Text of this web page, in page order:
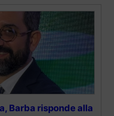
Barba risponde alla